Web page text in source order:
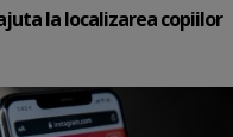
la localizarea copiilor